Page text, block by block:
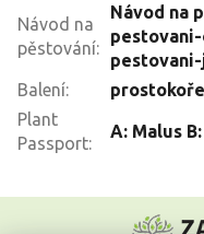
Návod na
pěstování:
Návod na
Balení:
Plant
Passport:
A: Malus